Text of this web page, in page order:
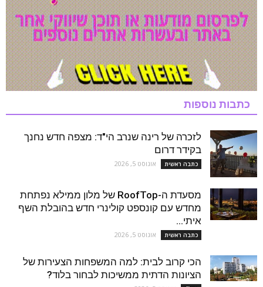
כתבות נוספות
לזכרה של רינה שנרב הי"ד: מצפה חדש נחנך
בקידר דרום
כתבה ראשית אוגוסט 5, 2026
מסעדת ה-RoofTop של מלון ממילא נפתחת
מחדש עם קונספט קולינרי חדש בהובלת השף
איתי...
כתבה ראשית אוגוסט 5, 2026
הכי קרוב לבית: למה המשפחות הצעירות של
הציונות הדתית ממשיכות לבחור בלוד?